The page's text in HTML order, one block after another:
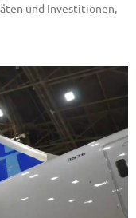
und Investitionen,